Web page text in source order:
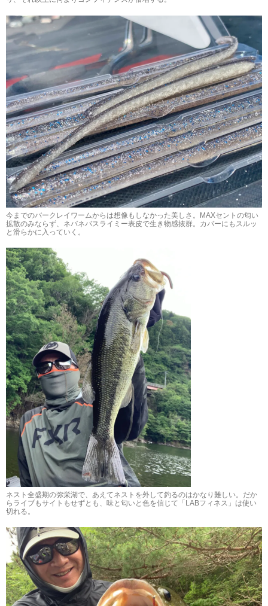
今までのバークレイワームからは想像もしなかった美しさ。MAXセントの匂い
拡散のみならず、ネバネバスライミー表皮で生き物感抜群。カバーにもスルッ
と滑らかに入っていく。
ネスト全盛期の弥栄湖で、あえてネストを外して釣るのはかなり難しい。だか
らライブもサイトもせずとも、味と匂いと色を信じて「LABフィネス」は使い
切れる。